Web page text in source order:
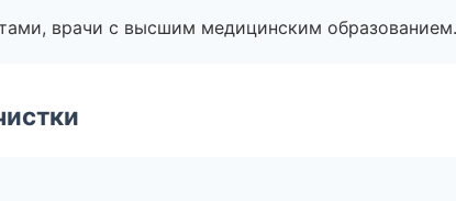
врачи с высшим медицинским образованием.